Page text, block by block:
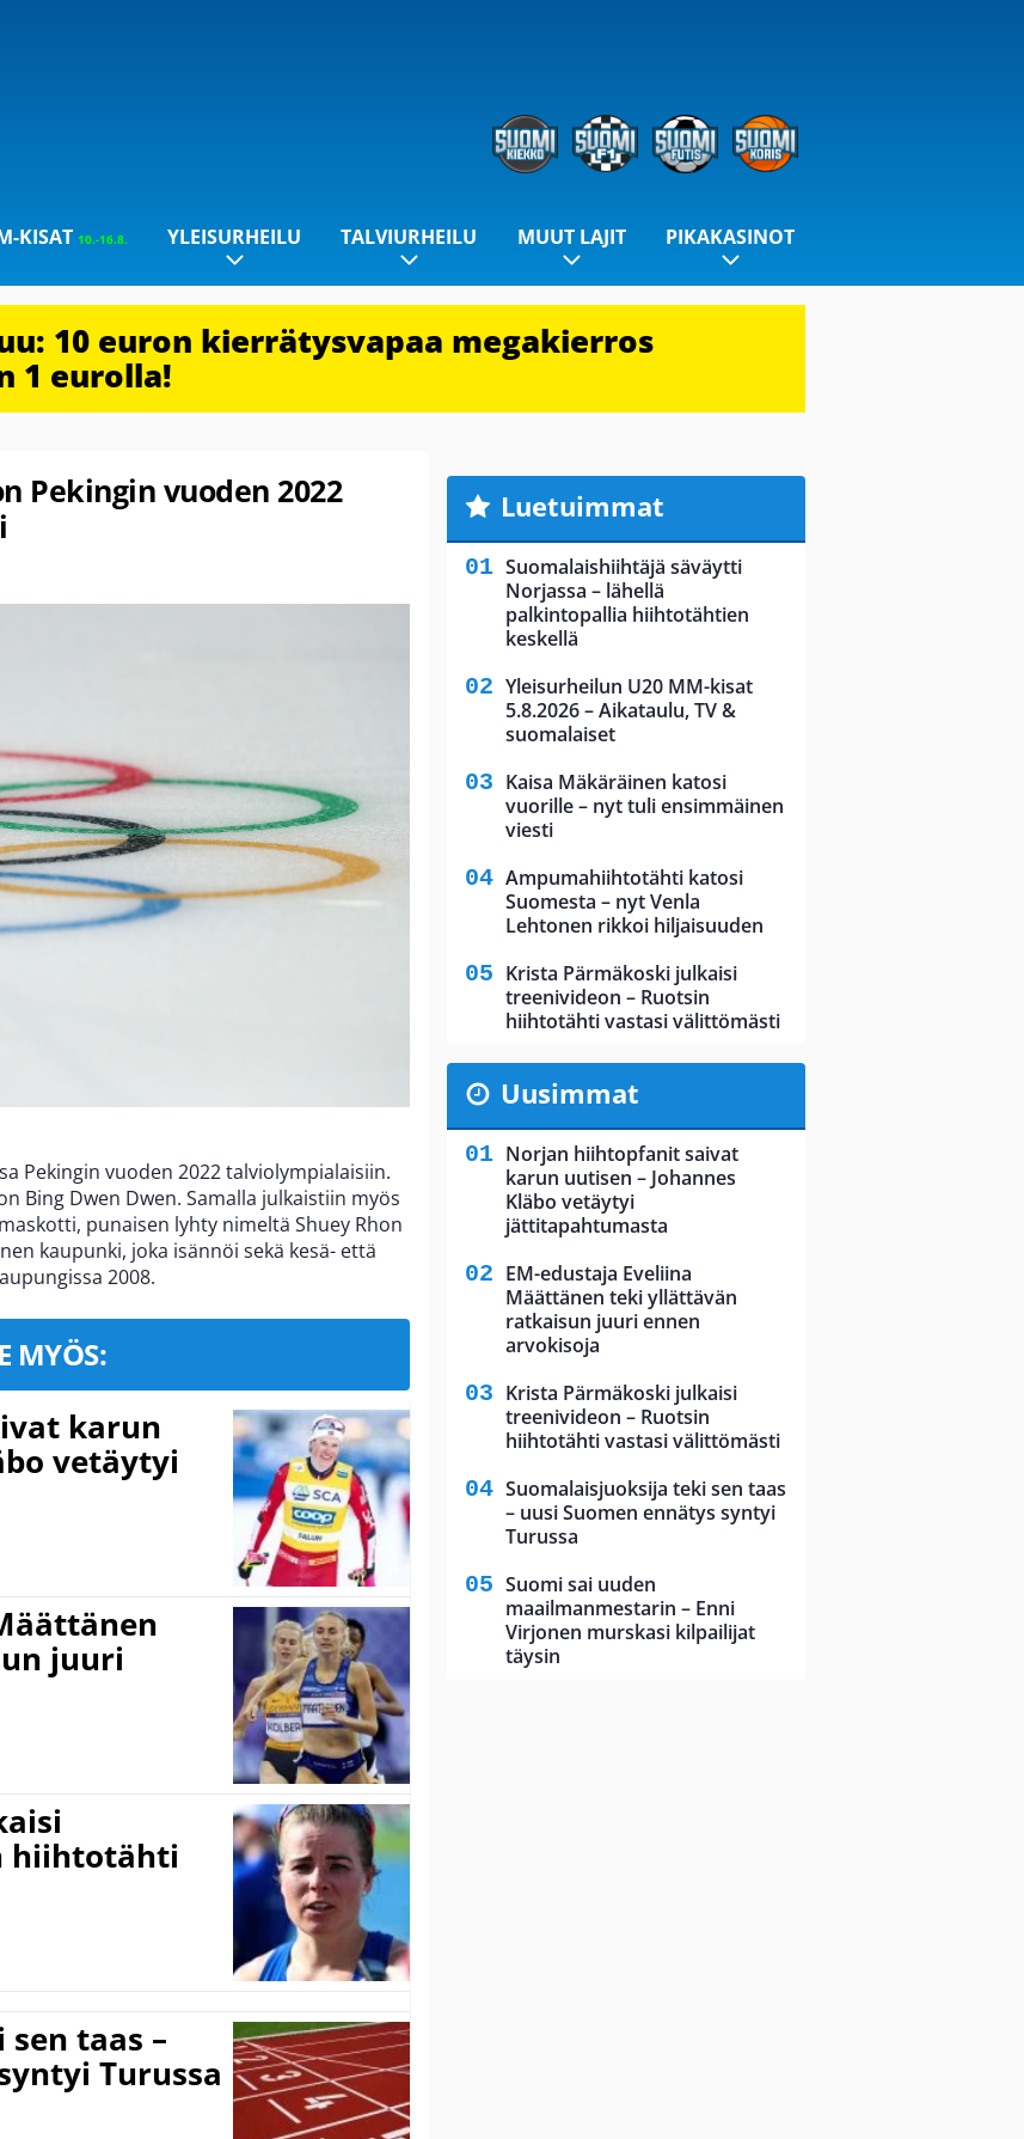
KISAT 10.-16.8. YLEISURHEILU TALVIURHEILU MUUT LAJIT PIKAKASINOT
10 euron kierrätysvapaa megakierros
1 eurolla!
Pekingin vuoden 2022
Pekingin vuoden 2022 talviolympialaisiin.
Bing Dwen Dwen. Samalla julkaistiin myös
punaisen lyhty nimeltä Shuey Rhon
kaupunki, joka isännöi sekä kesä- että
2008.
MYÖS:
karun
vetäytyi
juuri
hiihtotähti
taas –
Turussa
Luetuimmat
Suomalaishiihtäjä säväytti
Norjassa – lähellä
palkintopallia hiihtotähtien
keskellä
Yleisurheilun U20 MM-kisat
5.8.2026 – Aikataulu, TV &
suomalaiset
Kaisa Mäkäräinen katosi
vuorille – nyt tuli ensimmäinen
viesti
Ampumahiihtotähti katosi
Suomesta – nyt Venla
Lehtonen rikkoi hiljaisuuden
Krista Pärmäkoski julkaisi
treenivideon – Ruotsin
hiihtotähti vastasi välittömästi
Uusimmat
Norjan hiihtopfanit saivat
karun uutisen – Johannes
Kläbo vetäytyi
jättitapahtumasta
EM-edustaja Eveliina
Määttänen teki yllättävän
ratkaisun juuri ennen
arvokisoja
Krista Pärmäkoski julkaisi
treenivideon – Ruotsin
hiihtotähti vastasi välittömästi
Suomalaisjuoksija teki sen taas
– uusi Suomen ennätys syntyi
Turussa
Suomi sai uuden
maailmanmestarin – Enni
Virjonen murskasi kilpailijat
täysin